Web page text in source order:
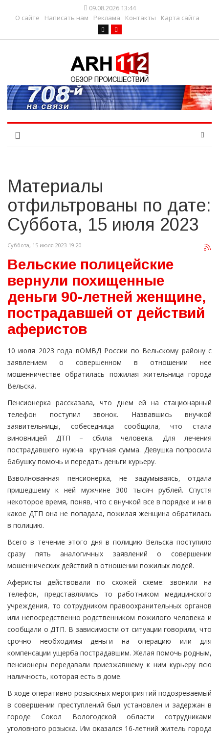
09.08.2026 13:44
О сайте
Написать нам Реклама Контакты Карта сайта
Материалы
отфильтрованы по дате:
Суббота, 15 июля 2023
Суббота, 15 июля 2023 19:20
Вельские полицейские
вернули похищенные
деньги 90-летней женщине,
пострадавшей от действий
аферистов
10 июля 2023 года вОМВД России по Вельскому району с
заявлением о совершенном в отношении нее
мошенничестве обратилась пожилая жительница города
Вельска.
Пенсионерка рассказала, что днем ей на стационарный
телефон поступил звонок. Назвавшись внучкой
заявительницы, собеседница сообщила, что стала
виновницей ДТП – сбила человека. Для лечения
пострадавшего нужна крупная сумма. Девушка попросила
бабушку помочь и передать деньги курьеру.
Взволнованная пенсионерка, не задумываясь, отдала
пришедшему к ней мужчине 300 тысяч рублей. Спустя
некоторое время, поняв, что с внучкой все в порядке и ни в
какое ДТП она не попадала, пожилая женщина обратилась
в полицию.
Всего в течение этого дня в полицию Вельска поступило
сразу пять аналогичных заявлений о совершении
мошеннических действий в отношении пожилых людей.
Аферисты действовали по схожей схеме: звонили на
телефон, представлялись то работником медицинского
учреждения, то сотрудником правоохранительных органов
или непосредственно родственником пожилого человека и
сообщали о ДТП. В зависимости от ситуации говорили, что
срочно необходимы деньги на операцию или для
компенсации ущерба пострадавшим. Желая помочь родным,
пенсионеры передавали приезжавшему к ним курьеру всю
наличность, которая есть в доме.
В ходе оперативно-розыскных мероприятий подозреваемый
в совершении преступлений был установлен и задержан в
городе Сокол Вологодской области сотрудниками
уголовного розыска. Им оказался 16-летний житель города